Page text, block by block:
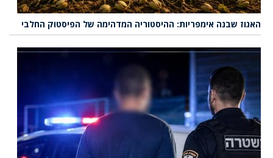
האגוז שבנה אימפריות: ההיסטוריה המדהימה של הפיסטוק החלבי